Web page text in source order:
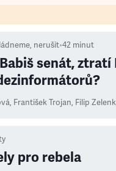
nerušit•42 minut
senát, ztratí
, František Trojan, Filip
pro rebela